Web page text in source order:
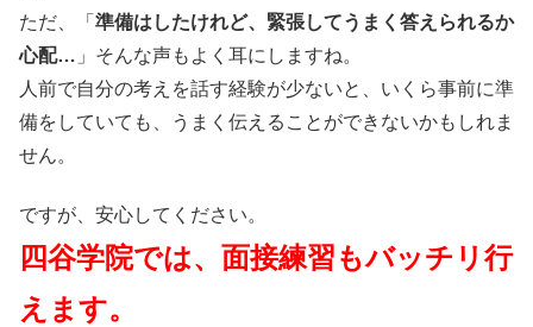
ただ、「 準備はしたけれど、緊張してうまく答えられるか
心配… 」そんな声もよく耳にしますね。
人前で自分の考えを話す経験が少ないと、いくら事前に準
備をしていても、うまく伝えることができないかもしれま
せん。
ですが、安心してください。
四谷学院では、面接練習もバッチリ行
えます。